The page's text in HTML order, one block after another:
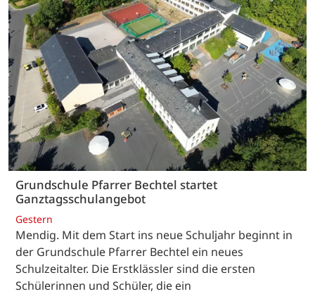
Grundschule Pfarrer Bechtel startet
Ganztagsschulangebot
Gestern
Mendig. Mit dem Start ins neue Schuljahr beginnt in
der Grundschule Pfarrer Bechtel ein neues
Schulzeitalter. Die Erstklässler sind die ersten
Schülerinnen und Schüler, die ein